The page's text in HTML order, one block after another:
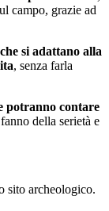
campo, grazie ad
si adattano alla
, senza farla
potranno contare
della serietà e
sito archeologico.